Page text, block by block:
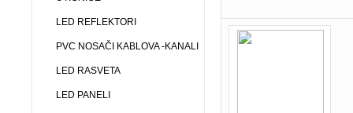
LED REFLEKTORI
PVC NOSAČI KABLOVA -KANALI
LED RASVETA
LED PANELI